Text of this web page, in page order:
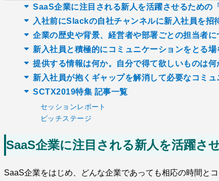
SaaS企業に注目される新人を活躍させるための
入社前にSlackの自社チャンネルに新入社員を招
企業の歴史や背景、経営者や部署ごとの担当者
新入社員と積極的にコミュニケーションをとる場
提供する情報は何か。自分で得て欲しいものは
新入社員が抱くギャップを解消して必要なコミ
SCTX2019特集 記事一覧
セッションレポート
ピッチステージ
SaaS企業に注目される新人を活躍さ
SaaS企業をはじめ、どんな企業であっても相応の時間と